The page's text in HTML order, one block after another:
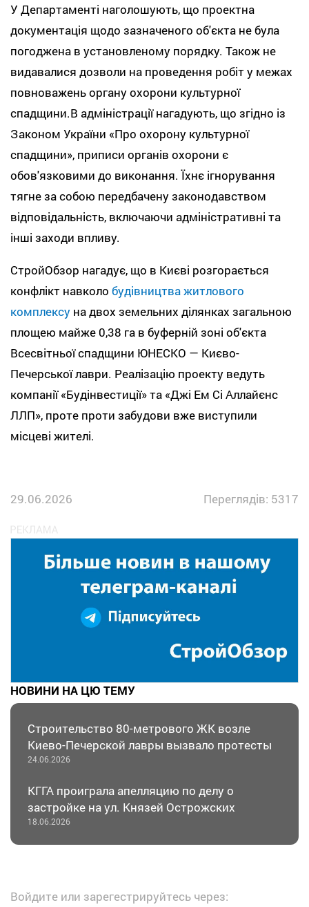
У Департаменті наголошують, що проектна
документація щодо зазначеного об'єкта не була
погоджена в установленому порядку. Також не
видавалися дозволи на проведення робіт у межах
повноважень органу охорони культурної
спадщини.В адміністрації нагадують, що згідно із
Законом України «Про охорону культурної
спадщини», приписи органів охорони є
обов'язковими до виконання. Їхнє ігнорування
тягне за собою передбачену законодавством
відповідальність, включаючи адміністративні та
інші заходи впливу.
СтройОбзор нагадує, що в Києві розгорається
конфлікт навколо будівництва житлового
комплексу на двох земельних ділянках загальною
площею майже 0,38 га в буферній зоні об'єкта
Всесвітньої спадщини ЮНЕСКО — Києво-
Печерської лаври. Реалізацію проекту ведуть
компанії «Будінвестиції» та «Джі Ем Сі Аллайєнс
ЛЛП», проте проти забудови вже виступили
місцеві жителі.
29.06.2026 Переглядів: 5317
НОВИНИ НА ЦЮ ТЕМУ
Строительство 80-метрового ЖК возле
Киево-Печерской лавры вызвало протесты
24.06.2026
КГГА проиграла апелляцию по делу о
застройке на ул. Князей Острожских
18.06.2026
Войдите или зарегестрируйтесь через: